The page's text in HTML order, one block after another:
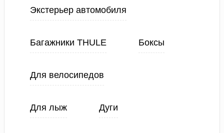
Экстерьер автомобиля
Багажники THULE Боксы
Для велосипедов
Для лыж Дуги